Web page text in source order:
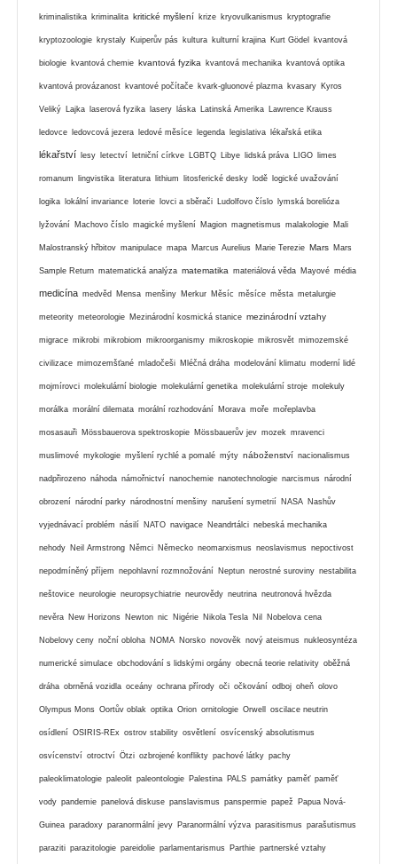
kriminalistika kriminalita kritické myšlení krize kryovulkanismus kryptografie
kryptozoologie krystaly Kuiperův pás kultura kulturní krajina Kurt Gödel kvantová
biologie kvantová chemie kvantová fyzika kvantová mechanika kvantová optika
kvantová provázanost kvantové počítače kvark-gluonové plazma kvasary Kyros
Veliký Lajka laserová fyzika lasery láska Latinská Amerika Lawrence Krauss
ledovce ledovcová jezera ledové měsíce legenda legislativa lékařská etika
lékařství lesy letectví letniční církve LGBTQ Libye lidská práva LIGO limes
romanum lingvistika literatura lithium litosferické desky lodě logické uvažování
logika lokální invariance loterie lovci a sběrači Ludolfovo číslo lymská borelióza
lyžování Machovo číslo magické myšlení Magion magnetismus malakologie Mali
Malostranský hřbitov manipulace mapa Marcus Aurelius Marie Terezie Mars Mars
Sample Return matematická analýza matematika materiálová věda Mayové média
medicína medvěd Mensa menšiny Merkur Měsíc měsíce města metalurgie
meteority meteorologie Mezinárodní kosmická stanice mezinárodní vztahy
migrace mikrobi mikrobiom mikroorganismy mikroskopie mikrosvět mimozemské
civilizace mimozemšťané mladočeši Mléčná dráha modelování klimatu moderní lidé
mojmírovci molekulární biologie molekulární genetika molekulární stroje molekuly
morálka morální dilemata morální rozhodování Morava moře mořeplavba
mosasauři Mössbauerova spektroskopie Mössbauerův jev mozek mravenci
muslimové mykologie myšlení rychlé a pomalé mýty náboženství nacionalismus
nadpřirozeno náhoda námořnictví nanochemie nanotechnologie narcismus národní
obrození národní parky národnostní menšiny narušení symetrií NASA Nashův
vyjednávací problém násilí NATO navigace Neandrtálci nebeská mechanika
nehody Neil Armstrong Němci Německo neomarxismus neoslavismus nepoctivost
nepodmíněný příjem nepohlavní rozmnožování Neptun nerostné suroviny nestabilita
neštovice neurologie neuropsychiatrie neurovědy neutrina neutronová hvězda
nevěra New Horizons Newton nic Nigérie Nikola Tesla Nil Nobelova cena
Nobelovy ceny noční obloha NOMA Norsko novověk nový ateismus nukleosyntéza
numerické simulace obchodování s lidskými orgány obecná teorie relativity oběžná
dráha obrněná vozidla oceány ochrana přírody oči očkování odboj oheň olovo
Olympus Mons Oortův oblak optika Orion ornitologie Orwell oscilace neutrin
osídlení OSIRIS-REx ostrov stability osvětlení osvícenský absolutismus
osvícenství otroctví Ötzi ozbrojené konflikty pachové látky pachy
paleoklimatologie paleolit paleontologie Palestina PALS památky paměť paměť
vody pandemie panelová diskuse panslavismus panspermie papež Papua Nová-
Guinea paradoxy paranormální jevy Paranormální výzva parasitismus parašutismus
paraziti parazitologie pareidolie parlamentarismus Parthie partnerské vztahy